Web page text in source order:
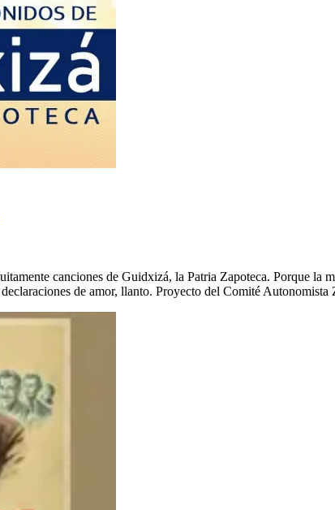
canciones de Guidxizá, la Patria Zapoteca. Porque
declaraciones de amor, llanto. Proyecto del Comité